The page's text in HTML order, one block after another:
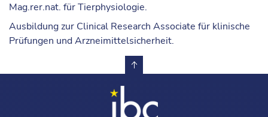
Mag.rer.nat. für Tierphysiologie.
Ausbildung zur Clinical Research Associate für klinische
Prüfungen und Arzneimittelsicherheit.